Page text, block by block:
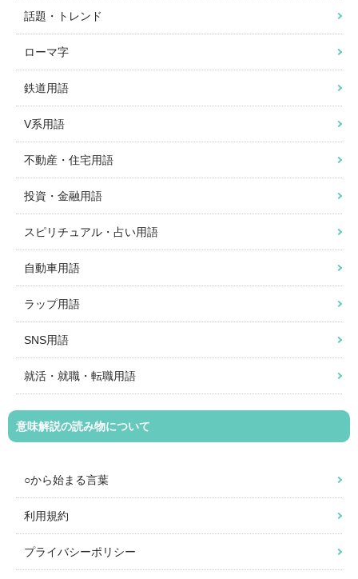
話題・トレンド
ローマ字
鉄道用語
V系用語
不動産・住宅用語
投資・金融用語
スピリチュアル・占い用語
自動車用語
ラップ用語
SNS用語
就活・就職・転職用語
意味解説の読み物について
○から始まる言葉
利用規約
プライバシーポリシー